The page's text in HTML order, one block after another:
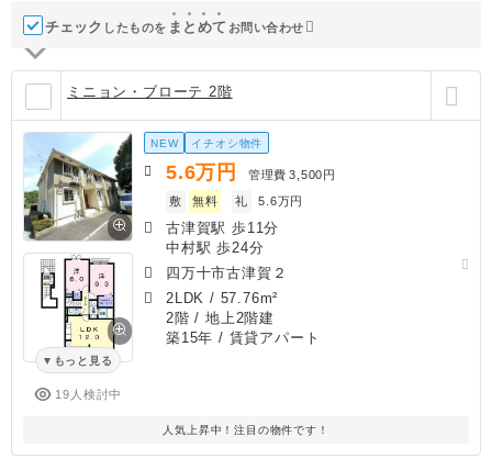
チェック したものを ま と めて お問い合わせ
ミニョン・ブローテ 2階
もっと見る
19人検討中
NEW イチオシ物件
5.6万円 管理費 3,500円
敷
無料 礼 5.6万円
古津賀駅 歩11分
中村駅 歩24分
四万十市古津賀２
2LDK / 57.76m²
2階 / 地上2階建
築15年 / 賃貸アパート
人気上昇中！注目の物件です！